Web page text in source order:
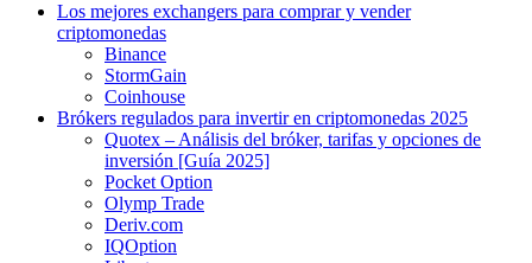
Los mejores exchangers para comprar y vender
criptomonedas
Binance
StormGain
Coinhouse
Brókers regulados para invertir en criptomonedas 2025
Quotex – Análisis del bróker, tarifas y opciones de
inversión [Guía 2025]
Pocket Option
Olymp Trade
Deriv.com
IQOption